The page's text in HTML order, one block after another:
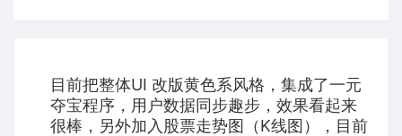
目前把整体UI 改版黄色系风格，集成了一元
夺宝程序，用户数据同步趣步，效果看起来
很棒，另外加入股票走势图（K线图），目前